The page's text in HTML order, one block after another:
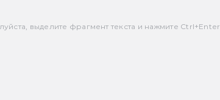
выделите фрагмент текста и нажмите Ctrl+Enter.